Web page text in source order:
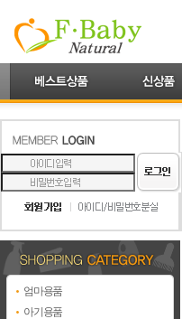
엄마용품
아기용품